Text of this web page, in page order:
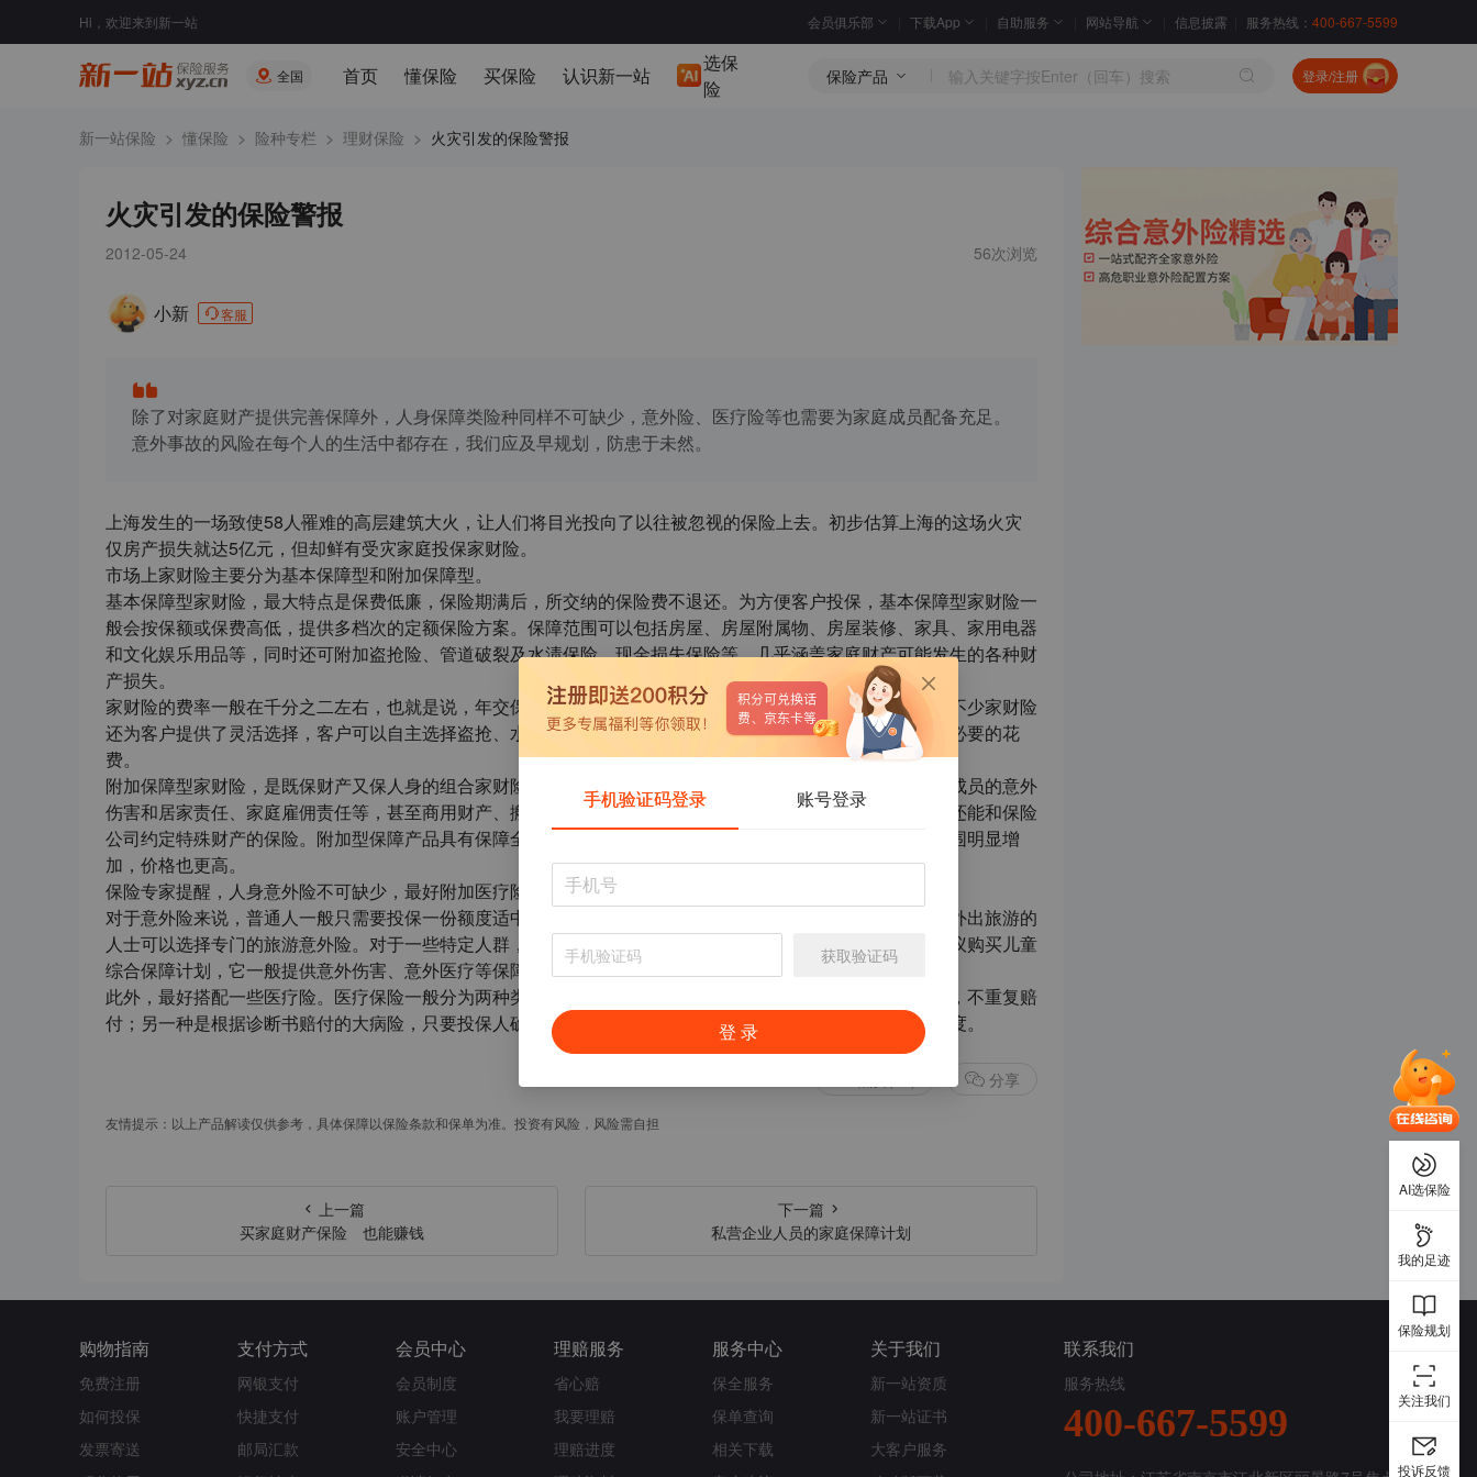
Hi，欢迎来到新一站 会员俱乐部 下载App 自助服务 网站导航 信息披露 服务热线： 400-667-5599
全国 首页 懂保险 买保险 认识新一站
选保
险
保险产品 登录/注册
新一站保险 > 懂保险 > 险种专栏 > 理财保险 > 火灾引发的保险警报
火灾引发的保险警报
2012-05-24 56次浏览
小新 客服
除了对家庭财产提供完善保障外，人身保障类险种同样不可缺少，意外险、医疗险等也需要为家庭成员配备充足。
意外事故的风险在每个人的生活中都存在，我们应及早规划，防患于未然。
上海发生的一场致使58人罹难的高层建筑大火，让人们将目光投向了以往被忽视的保险上去。初步估算上海的这场火灾
仅房产损失就达5亿元，但却鲜有受灾家庭投保家财险。
市场上家财险主要分为基本保障型和附加保障型。
基本保障型家财险，最大特点是保费低廉，保险期满后，所交纳的保险费不退还。为方便客户投保，基本保障型家财险一
般会按保额或保费高低，提供多档次的定额保险方案。保障范围可以包括房屋、房屋附属物、房屋装修、家具、家用电器
和文化娱乐用品等，同时还可附加盗抢险、管道破裂及水渍保险、现金损失保险等，几乎涵盖家庭财产可能发生的各种财
产损失。
家财险的费率一般在千分之二左右，也就是说，年交保费一百元，大约可以获得限额五万元的家财保障。而且不少家财险
还为客户提供了灵活选择，客户可以自主选择盗抢、水灾、管道破裂等保障项目中的一项或多项，从而减少不必要的花
费。
附加保障型家财险，是既保财产又保人身的组合家财险，针对投保人的房屋和家庭财产提供保障，还增加家庭成员的意外
伤害和居家责任、家庭雇佣责任等，甚至商用财产、搬迁费用等新的保障项目也都列入保险范围。此外，客户还能和保险
公司约定特殊财产的保险。附加型保障产品具有保障全面、灵活度高的特点。比起基本保障型家财险，保障范围明显增
加，价格也更高。
保险专家提醒，人身意外险不可缺少，最好附加医疗险，购买时看价格、看服务，买到最合适的险种。
对于意外险来说，普通人一般只需要投保一份额度适中的意外险就足够，交通意外险适合经常出差的人，经常外出旅游的
人士可以选择专门的旅游意外险。对于一些特定人群，比如儿童，对于意外伤害方面的保障需求较大，专家建议购买儿童
综合保障计划，它一般提供意外伤害、意外医疗等保障。
此外，最好搭配一些医疗险。医疗保险一般分为两种类型：一种是补偿型，以实际发生的全部费用为赔付上限，不重复赔
付；另一种是根据诊断书赔付的大病险，只要投保人确实患上保险范围内的疾病，保险公司就会赔付相应的额度。
分享
友情提示：以上产品解读仅供参考，具体保障以保险条款和保单为准。投资有风险，风险需自担
上一篇
买家庭财产保险 也能赚钱
下一篇
私营企业人员的家庭保障计划
购物指南
免费注册
如何投保
发票寄送
支付方式
网银支付
快捷支付
邮局汇款
会员中心
会员制度
账户管理
安全中心
理赔服务
省心赔
我要理赔
理赔进度
服务中心
保全服务
保单查询
相关下载
关于我们
新一站资质
新一站证书
大客户服务
联系我们
服务热线
400-667-5599
AI选保险
我的足迹
保险规划
关注我们
投诉反馈
手机验证码登录 账号登录
获取验证码
登 录